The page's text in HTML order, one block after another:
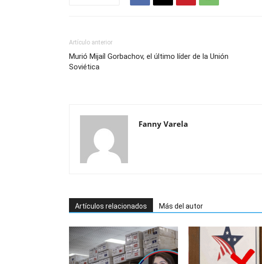
Artículo anterior
Murió Mijaíl Gorbachov, el último líder de la Unión
Soviética
Fanny Varela
Artículos relacionados Más del autor